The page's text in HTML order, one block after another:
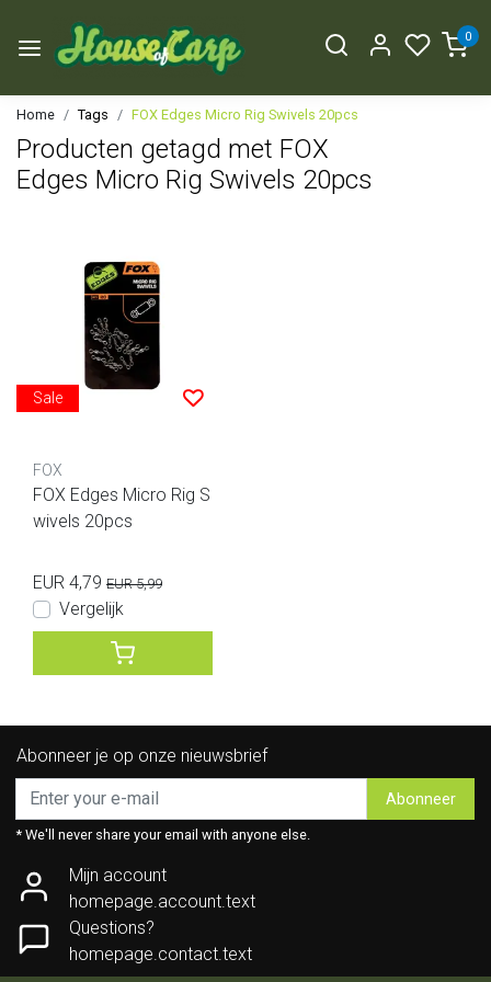
0
Home Tags FOX Edges Micro Rig Swivels 20pcs
Producten getagd met FOX
Edges Micro Rig Swivels 20pcs
Sale
FOX
FOX Edges Micro Rig S
wivels 20pcs
EUR 4,79 EUR 5,99
Vergelijk
Abonneer je op onze nieuwsbrief
Abonneer
* We'll never share your email with anyone else.
Mijn account
homepage.account.text
Questions?
homepage.contact.text